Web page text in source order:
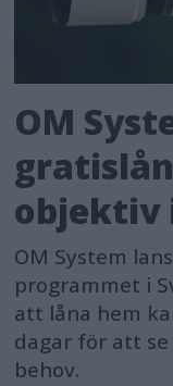
OM
objektiv
OM System
programmet i
att låna hem
dagar för att
behov.